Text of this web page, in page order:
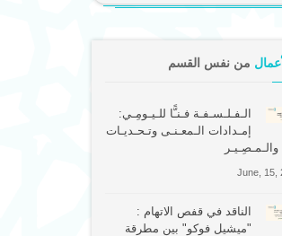
من نفس القسم
الـفـلـسـفـة فـنـًّا للـيـومِـي:
إمـدادات الـمعـنـى وتـحـديـات
June, 15,
الناقد في قفص الاتهام :
"ميشيل فوكو" بين مطرقة